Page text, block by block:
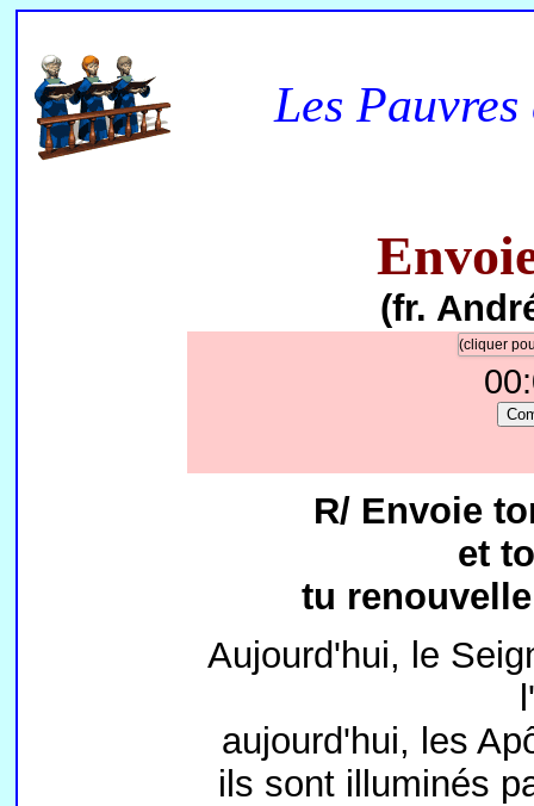
Les
(fr.
(cliquer
R/ Envoie
et
tu
Aujourd'hui, le
aujourd'hui, les
ils sont illuminés